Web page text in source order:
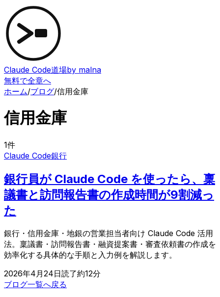
Claude Code道場by malna
無料で全章へ
ホーム/ブログ/信用金庫
信用金庫
1件
Claude Code銀行
銀行員が Claude Code を使ったら、稟
議書と訪問報告書の作成時間が9割減っ
た
銀行・信用金庫・地銀の営業担当者向け Claude Code 活用
法。稟議書・訪問報告書・融資提案書・審査依頼書の作成を
効率化する具体的な手順と入力例を解説します。
2026年4月24日読了約12分
ブログ一覧へ戻る